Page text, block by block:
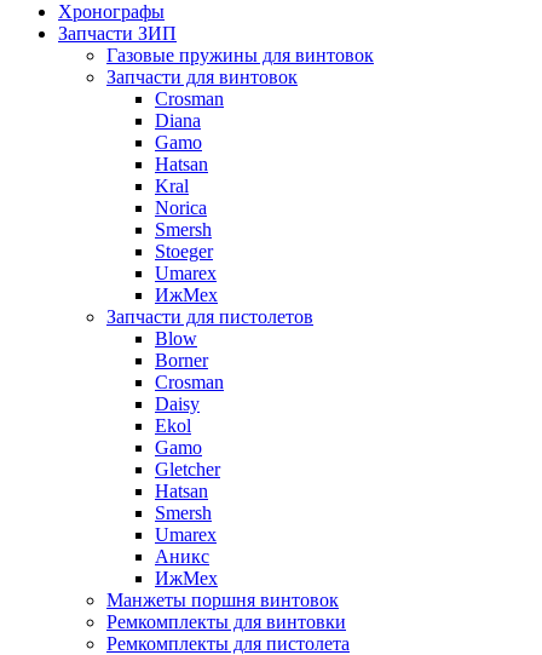
Хронографы
Запчасти ЗИП
Газовые пружины для винтовок
Запчасти для винтовок
Crosman
Diana
Gamo
Hatsan
Kral
Norica
Smersh
Stoeger
Umarex
ИжМех
Запчасти для пистолетов
Blow
Borner
Crosman
Daisy
Ekol
Gamo
Gletcher
Hatsan
Smersh
Umarex
Аникс
ИжМех
Манжеты поршня винтовок
Ремкомплекты для винтовки
Ремкомплекты для пистолета